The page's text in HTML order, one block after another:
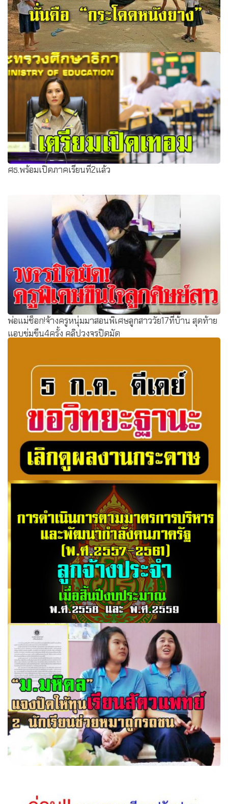
มาทำความรู้จักการละเล่นยอดนิยมอีกอย่างในอาเซียน นั่นคือ
“กระโดดหนังยาง”
​ศธ.​พร้อ​มเปิด​ภาคเ​รียนที่2แ​ล้ว
พ่อแม่ช็อก!จ้างครูหนุ่มมาสอนพิเศษลูกสาววัย17ที่บ้าน สุดท้าย
แอบข่มขืน4ครั้ง คลิปวงจรปิดมัด
5ก.ค.ดีเดย์ขอวิทยะฐานะเลิกดูผลงานกระดาษ
ตามมาตรการบริหารและพัฒนากำลังคนภาครัฐ ลูกจ้างประจำ
เมื่อสิ้นปีงบประมาณ